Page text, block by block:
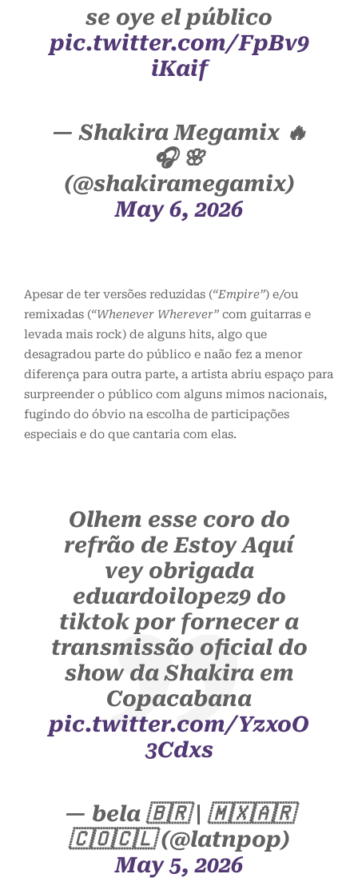
se oye el público
pic.twitter.com/FpBv9
iKaif
— Shakira Megamix 🔥
🎧 🌸
(@shakiramegamix)
May 6, 2026
Apesar de ter versões reduzidas (“Empire”) e/ou
remixadas (“Whenever Wherever” com guitarras e
levada mais rock) de alguns hits, algo que
desagradou parte do público e naão fez a menor
diferença para outra parte, a artista abriu espaço para
surpreender o público com alguns mimos nacionais,
fugindo do óbvio na escolha de participações
especiais e do que cantaria com elas.
Olhem esse coro do
refrão de Estoy Aquí
vey obrigada
eduardoilopez9 do
tiktok por fornecer a
transmissão oficial do
show da Shakira em
Copacabana
pic.twitter.com/YzxoO
3Cdxs
— bela 🇧🇷 | 🇲🇽🇦🇷
🇨🇴🇨🇱 (@latnpop)
May 5, 2026